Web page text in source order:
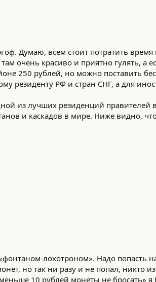
Думаю, всем стоит потратить время
очень красиво и приятно гулять, а
250 рублей, но можно поставить
резиденту РФ и стран СНГ, а для
из лучших резиденций правителей
и каскадов в мире. Ниже видно,
лохотроном». Надо попасть
но так ни разу и не попал, никто
10 рублей монеты не бросать» я